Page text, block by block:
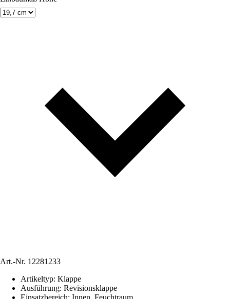
Art.-Nr. 12281233
Artikeltyp: Klappe
Ausführung: Revisionsklappe
Einsatzbereich: Innen, Feuchtraum